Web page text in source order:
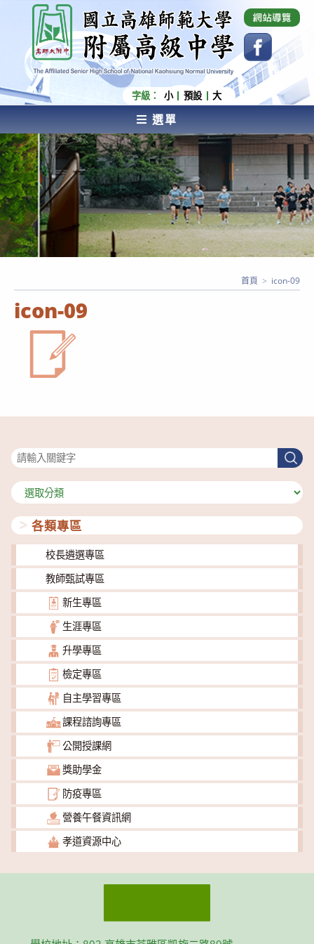
內
容
國立高雄師範大學附屬高級中學 Affiliated Senior
High School of National Kaohsiung Normal
University
字級： 小 預設 大
選單
AFFILIATED SENIOR HIGH SCHOOL OF NATIONAL
KAOHSIUNG NORMAL UNIVERSITY
icon-09
首頁 > icon-09
搜
尋
分
類
各類專區
校長遴選專區
教師甄試專區
新生專區
生涯專區
升學專區
檢定專區
自主學習專區
課程諮詢專區
公開授課網
獎助學金
防疫專區
營養午餐資訊網
孝道資源中心